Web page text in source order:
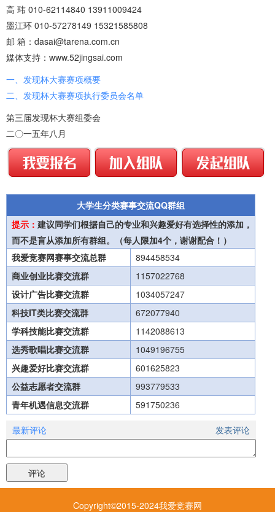
高 玮 010-62114840 13911009424
墨江环 010-57278149 15321585808
邮 箱：dasai@tarena.com.cn
媒体支持：www.52jingsai.com
一、发现杯大赛赛项概要
二、发现杯大赛赛项执行委员会名单
第三届发现杯大赛组委会
二〇一五年八月
大学生分类赛事交流QQ群组
提示： 建议同学们根据自己的专业和兴趣爱好有选择性的添加，
而不是盲从添加所有群组。（每人限加4个，谢谢配合！）
我爱竞赛网赛事交流总群
894458534
商业创业比赛交流群
1157022768
设计广告比赛交流群
1034057247
科技IT类比赛交流群
672077940
学科技能比赛交流群
1142088613
选秀歌唱比赛交流群
1049196755
兴趣爱好比赛交流群
601625823
公益志愿者交流群
993779533
青年机遇信息交流群
591750236
发表评论
最新评论
Copyright©2015-2024我爱竞赛网